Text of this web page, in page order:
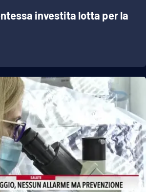
investita lotta per la